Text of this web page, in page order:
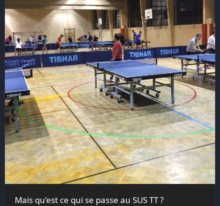
Mais qu’est ce qui se passe au SUS TT ?